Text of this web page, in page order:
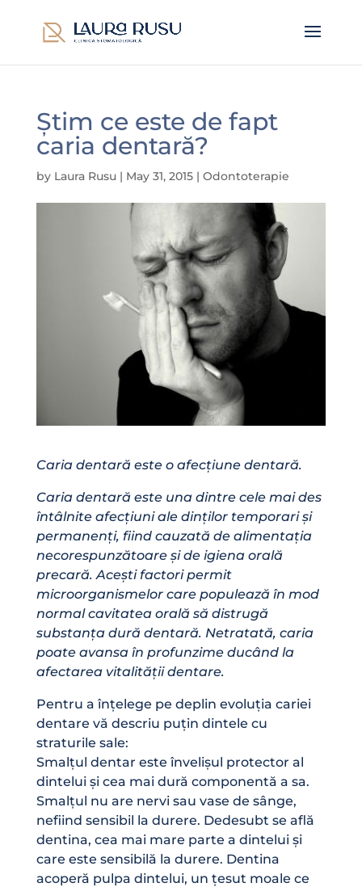
Știm ce este de fapt
caria dentară?
by Laura Rusu| May 31, 2015| Odontoterapie
Caria dentară este o afecțiune dentară.
Caria dentară este una dintre cele mai des
întâlnite afecțiuni ale dinților temporari și
permanenți, fiind cauzată de alimentația
necorespunzătoare și de igiena orală
precară. Acești factori permit
microorganismelor care populează în mod
normal cavitatea orală să distrugă
substanța dură dentară. Netratată, caria
poate avansa în profunzime ducând la
afectarea vitalității dentare.
Pentru a înțelege pe deplin evoluția cariei
dentare vă descriu puțin dintele cu
straturile sale:
Smalțul dentar este învelișul protector al
dintelui și cea mai dură componentă a sa.
Smalțul nu are nervi sau vase de sânge,
nefiind sensibil la durere. Dedesubt se află
dentina, cea mai mare parte a dintelui și
care este sensibilă la durere. Dentina
acoperă pulpa dintelui, un țesut moale ce